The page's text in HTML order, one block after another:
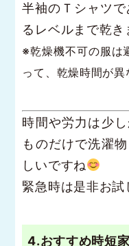
半袖のＴシャツ
るレベルまで乾き
※乾燥機不可の服は
って、乾燥時間が異
時間や労力は少
ものだけで洗濯
しいですね
緊急時は是非お試
4.おすすめ時短